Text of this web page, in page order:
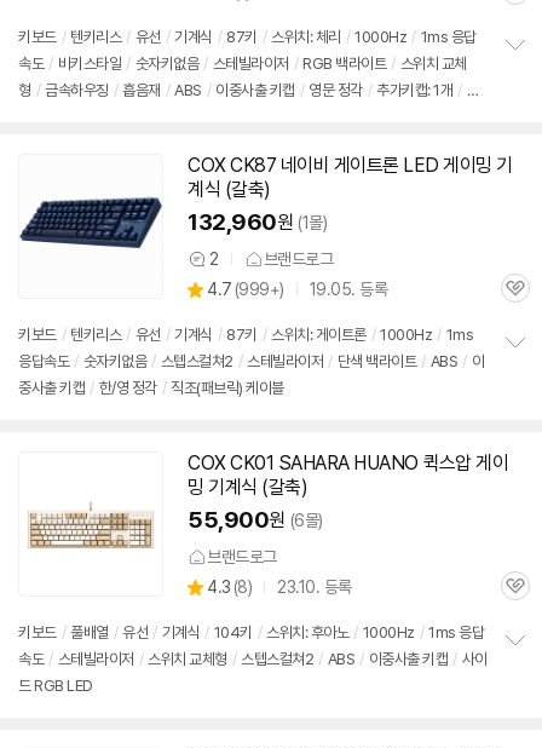
점
리
뷰
키보드 / 텐키리스 / 유선 / 기계식 / 87키 / 스위치: 체리 / 1000Hz / 1ms 응답
속도 / 비키스타일 / 숫자키없음 / 스테빌라이저 / RGB 백라이트 / 스위치 교체
형 / 금속하우징 / 흡음재 / ABS / 이중사출 키캡 / 영문 정각 / 추가키캡: 1개 / 직
COX CK87 네이비 게이트론 LED 게이밍 기
계식 (갈축)
132,960원 (1몰)
상
품
견
2 브랜드로그
별
점
4.7 (상
리
뷰
999+) 19.05. 등록
관
키보드 / 텐키리스 / 유선 / 기계식 / 87키 / 스위치: 게이트론 / 1000Hz / 1ms
응답속도 / 숫자키없음 / 스텝스컬쳐2 / 스테빌라이저 / 단색 백라이트 / ABS / 이
중사출 키캡 / 한/영 정각 / 직조(패브릭) 케이블
COX CK01 SAHARA HUANO 퀵스압 게이
밍 기계식 (갈축)
55,900원 (6몰)
브랜드로그
별
점
4.3 (상
리
뷰
8) 23.10. 등록
관
키보드 / 풀배열 / 유선 / 기계식 / 104키 / 스위치: 후아노 / 1000Hz / 1ms 응답
속도 / 스테빌라이저 / 스위치 교체형 / 스텝스컬쳐2 / ABS / 이중사출 키캡 / 사이
드 RGB LED